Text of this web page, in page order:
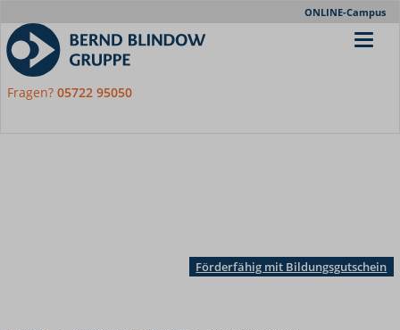
Nav
ONLINE-Campus
Fragen? 05722 95050
Förderfähig mit Bildungsgutschein